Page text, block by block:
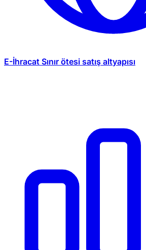
E-İhracat Sınır ötesi satış altyapısı